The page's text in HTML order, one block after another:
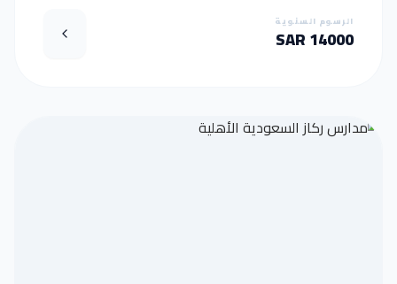
الرسوم السنوية
14000 SAR